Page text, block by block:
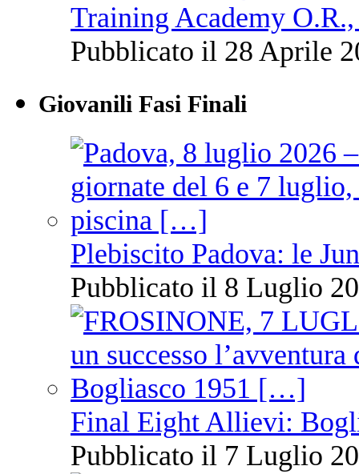
Training Academy
Pubblicato il 28 Aprile
Giovanili Fasi Finali
Plebiscito Padova: le
Pubblicato il 8 Luglio
Final Eight Allievi:
Pubblicato il 7 Luglio